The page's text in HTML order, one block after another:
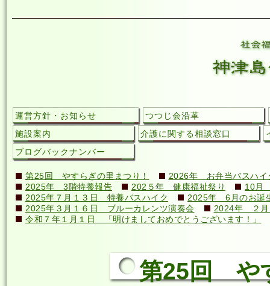
運営方針・お知らせ
つつじ会沿革
施設案内
介護に関する相談窓口
ブログバックナンバー
第25回 やすらぎの里まつり！
2026年 お弁当バスハイ
2025年 3階特養報告
202５年 健康福祉祭り
10月
2025年７月１３日 特養バスハイク
2025年 6月のお誕
2025年３月１６日 ブルーカレンツ演奏会
2024年 ２
令和７年１月１日 「明けましておめでとうございます！」
第25回 や